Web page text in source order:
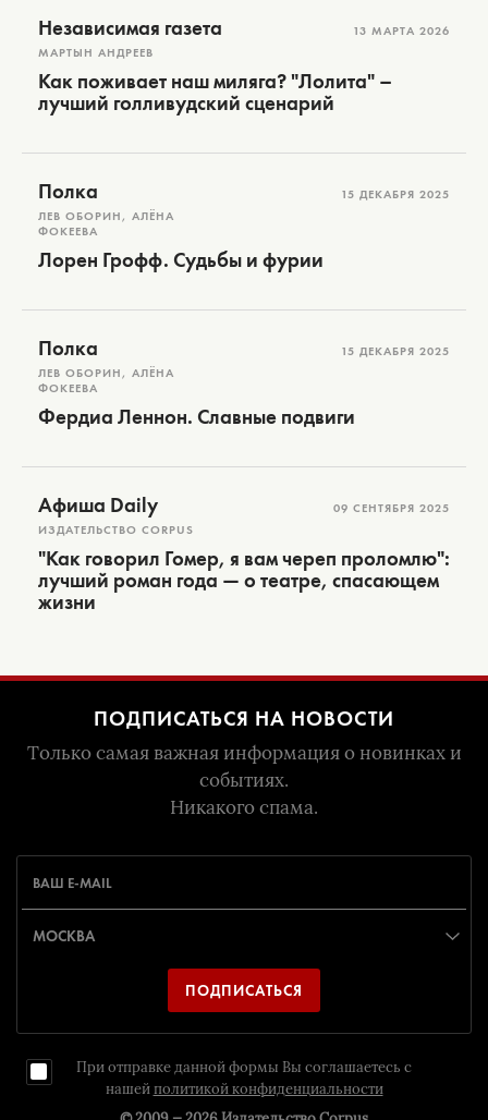
Независимая газета
МАРТЫН АНДРЕЕВ
13 МАРТА 2026
Как поживает наш миляга? "Лолита" –
лучший голливудский сценарий
Полка
ЛЕВ ОБОРИН, АЛЁНА
ФОКЕЕВА
15 ДЕКАБРЯ 2025
Лорен Грофф. Судьбы и фурии
Полка
ЛЕВ ОБОРИН, АЛЁНА
ФОКЕЕВА
15 ДЕКАБРЯ 2025
Фердиа Леннон. Славные подвиги
Афиша Daily
ИЗДАТЕЛЬСТВО CORPUS
09 СЕНТЯБРЯ 2025
"Как говорил Гомер, я вам череп проломлю":
лучший роман года — о театре, спасающем
жизни
ПОДПИСАТЬСЯ НА НОВОСТИ
Только самая важная информация о новинках и
событиях.
Никакого спама.
ПОДПИСАТЬСЯ
При отправке данной формы Вы соглашаетесь с
нашей политикой конфиденциальности